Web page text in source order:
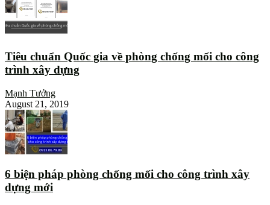
Tiêu chuẩn Quốc gia về phòng chống mối cho công
trình xây dựng
Mạnh Tưởng
August 21, 2019
6 biện pháp phòng chống mối cho công trình xây
dựng mới